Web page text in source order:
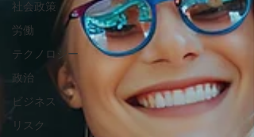
社会政策
労働
テクノロジー
政治
ビジネス
リスク